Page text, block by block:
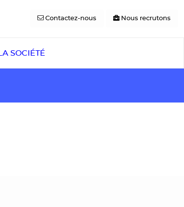
Contactez-nous Nous recrutons
LA SOCIÉTÉ